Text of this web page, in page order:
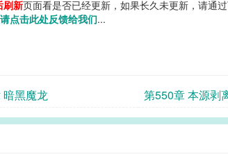
刷新页面看是否已经更新，如果长久未更新，请通
点击此处反馈给我们...
黑魔龙 第550章 本源剥